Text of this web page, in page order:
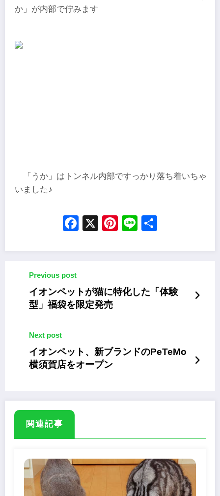
か」が内部で佇みます
「うか」はトンネル内部ですっかり落ち着いちゃ
いました♪
Facebook
X Pinterest
Line
Previous post
イオンペットが猫に特化した「体験
型」福袋を限定発売
Next post
イオンペット、新ブランドのPeTeMo
横須賀店をオープン
関連記事